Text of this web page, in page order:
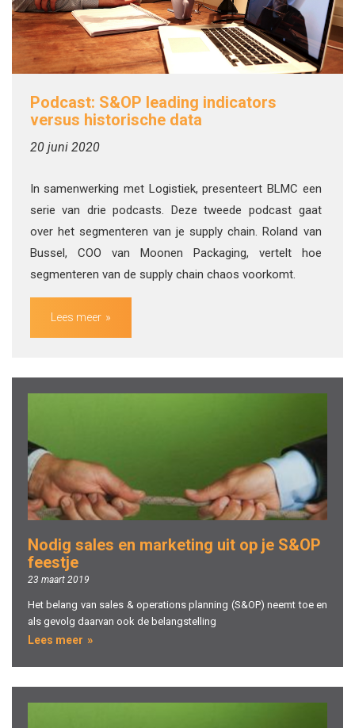
Podcast: S&OP leading indicators
versus historische data
20 juni 2020
In samenwerking met Logistiek, presenteert BLMC een
serie van drie podcasts. Deze tweede podcast gaat
over het segmenteren van je supply chain. Roland van
Bussel, COO van Moonen Packaging, vertelt hoe
segmenteren van de supply chain chaos voorkomt.
Lees meer
Nodig sales en marketing uit op je S&OP
feestje
23 maart 2019
Het belang van sales & operations planning (S&OP) neemt toe en
als gevolg daarvan ook de belangstelling
Lees meer